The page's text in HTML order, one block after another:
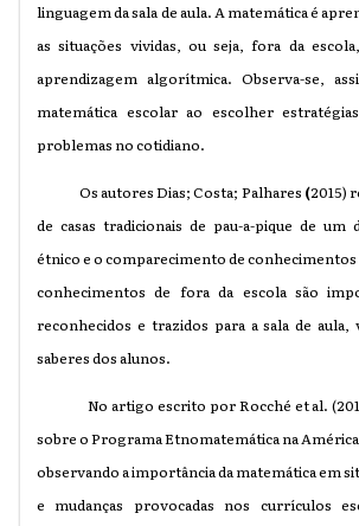
linguagem da sala de aula. A matemática é
as situações vividas, ou seja, fora da
aprendizagem algorítmica. Observa-se,
matemática escolar ao escolher
problemas no cotidiano.
Os autores Dias; Costa; Palhares (2015)
de casas tradicionais de pau-a-pique de um
étnico e o comparecimento de
conhecimentos de fora da escola são
reconhecidos e trazidos para a sala de aula,
saberes dos alunos.
No artigo escrito por Rocché et al.
sobre o Programa Etnomatemática na
observando a importância da matemática em
e mudanças provocadas nos currículos